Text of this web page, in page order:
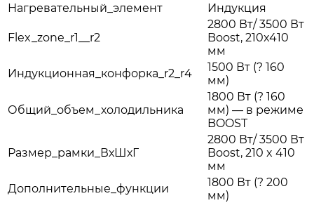
Нагревательный_элемент
Индукция
Flex_zone_r1__r2
2800 Вт/ 3500 Вт
Boost, 210x410
мм
Индукционная_конфорка_r2_r4
1500 Вт (? 160
мм)
Общий_объем_холодильника
1800 Вт (? 160
мм) — в режиме
BOOST
Размер_рамки_ВхШхГ
2800 Вт/ 3500 Вт
Boost, 210 x 410
мм
Дополнительные_функции
1800 Вт (? 200
мм)